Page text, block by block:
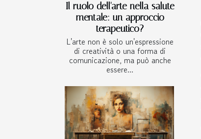
Il ruolo dell'arte nella salute
mentale: un approccio
terapeutico?
L'arte non è solo un'espressione
di creatività o una forma di
comunicazione, ma può anche
essere...